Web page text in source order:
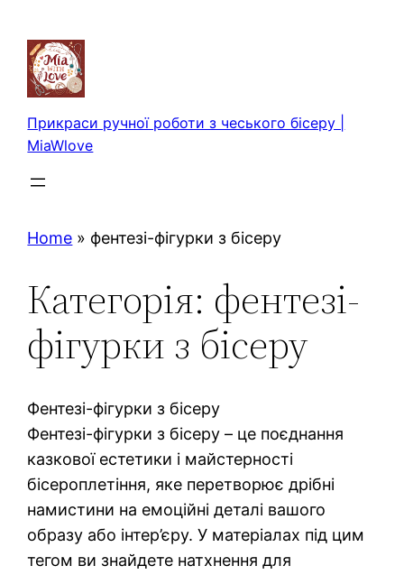
вмісту
Прикраси ручної роботи з чеського бісеру |
MiaWlove
Home » фентезі-фігурки з бісеру
Категорія: фентезі-
фігурки з бісеру
Фентезі-фігурки з бісеру
Фентезі-фігурки з бісеру – це поєднання
казкової естетики і майстерності
бісероплетіння, яке перетворює дрібні
намистини на емоційні деталі вашого
образу або інтер’єру. У матеріалах під цим
тегом ви знайдете натхнення для